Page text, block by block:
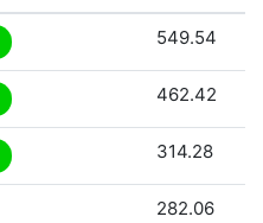
549.54
462.42
314.28
282.06